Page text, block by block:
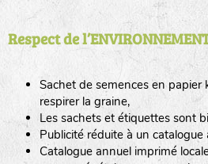
Respect de
Sachet de semences en papier
respirer la graine,
Les sachets et étiquettes sont
Publicité réduite à un catalogue
Catalogue annuel imprimé